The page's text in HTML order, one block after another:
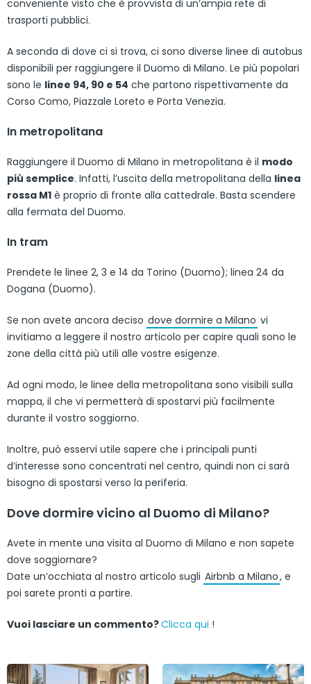
conveniente visto che è provvista di un’ampia rete di
trasporti pubblici.
A seconda di dove ci si trova, ci sono diverse linee di autobus
disponibili per raggiungere il Duomo di Milano. Le più popolari
sono le linee 94, 90 e 54 che partono rispettivamente da
Corso Como, Piazzale Loreto e Porta Venezia.
In metropolitana
Raggiungere il Duomo di Milano in metropolitana è il modo
più semplice. Infatti, l’uscita della metropolitana della linea
rossa M1 è proprio di fronte alla cattedrale. Basta scendere
alla fermata del Duomo.
In tram
Prendete le linee 2, 3 e 14 da Torino (Duomo); linea 24 da
Dogana (Duomo).
Se non avete ancora deciso dove dormire a Milano vi
invitiamo a leggere il nostro articolo per capire quali sono le
zone della città più utili alle vostre esigenze.
Ad ogni modo, le linee della metropolitana sono visibili sulla
mappa, il che vi permetterà di spostarvi più facilmente
durante il vostro soggiorno.
Inoltre, può esservi utile sapere che i principali punti
d’interesse sono concentrati nel centro, quindi non ci sarà
bisogno di spostarsi verso la periferia.
Dove dormire vicino al Duomo di Milano?
Avete in mente una visita al Duomo di Milano e non sapete
dove soggiornare?
Date un’occhiata al nostro articolo sugli Airbnb a Milano, e
poi sarete pronti a partire.
Vuoi lasciare un commento?Clicca qui !